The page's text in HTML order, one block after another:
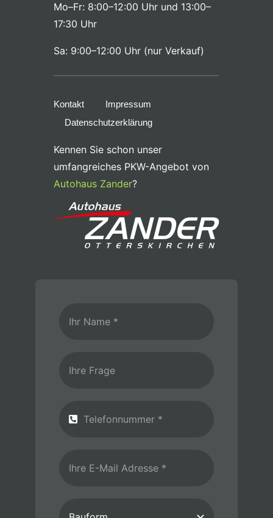
Mo–Fr: 8:00–12:00 Uhr und 13:00–
17:30 Uhr
Sa: 9:00–12:00 Uhr (nur Verkauf)
Kontakt
Impressum
Datenschutzerklärung
Kennen Sie schon unser
umfangreiches PKW-Angebot von
Autohaus Zander?